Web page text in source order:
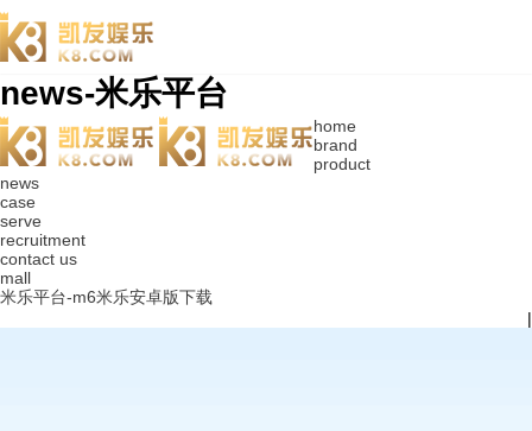
news-米乐平台
home
brand
product
news
case
serve
recruitment
contact us
mall
米乐平台-m6米乐安卓版下载
|